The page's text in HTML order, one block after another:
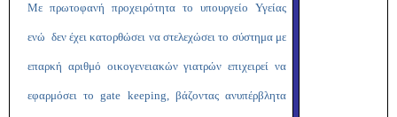
Με πρωτοφανή προχειρότητα το υπουργείο Υγείας
ενώ δεν έχει κατορθώσει να στελεχώσει το σύστημα με
επαρκή αριθμό οικογενειακών γιατρών επιχειρεί να
εφαρμόσει το gate keeping, βάζοντας ανυπέρβλητα